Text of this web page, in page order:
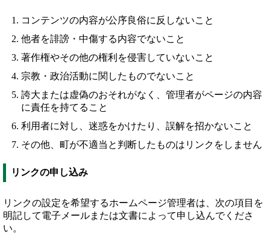
コンテンツの内容が公序良俗に反しないこと
他者を誹謗・中傷する内容でないこと
著作権やその他の権利を侵害していないこと
宗教・政治活動に関したものでないこと
誇大または虚偽のおそれがなく、管理者がページの内容
に責任を持てること
利用者に対し、迷惑をかけたり、誤解を招かないこと
その他、町が不適当と判断したものはリンクをしません
リンクの申し込み
リンクの設定を希望するホームページ管理者は、次の項目を
明記して電子メールまたは文書によって申し込んでくださ
い。